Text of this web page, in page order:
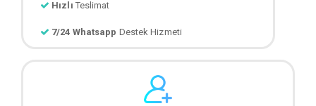
Hızlı Teslimat
7/24 Whatsapp Destek Hizmeti